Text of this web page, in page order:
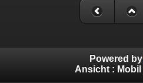
Powered by
Ansicht : Mobil